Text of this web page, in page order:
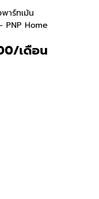
าร์ทเม้น
โฮม - PNP
PNP Home
/เดือน